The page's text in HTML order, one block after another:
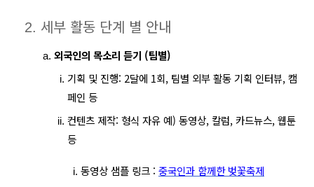
세부 활동 단계 별 안내
외국인의 목소리 듣기 (팀별)
기획 및 진행: 2달에 1회, 팀별 외부 활동 기획 인터뷰, 캠
페인 등
컨텐츠 제작: 형식 자유 예) 동영상, 칼럼, 카드뉴스, 웹툰
등
동영상 샘플 링크 : 중국인과 함께한 벚꽃축제